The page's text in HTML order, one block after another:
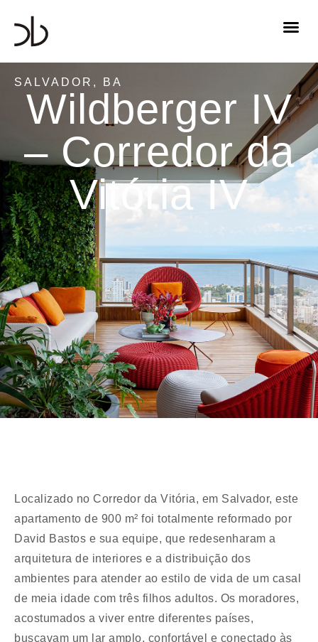
SALVADOR, BA
Wildberger IV
– Corredor da
Vitória IV
Localizado no Corredor da Vitória, em Salvador, este
apartamento de 900 m² foi totalmente reformado por
David Bastos e sua equipe, que redesenharam a
arquitetura de interiores e a distribuição dos
ambientes para atender ao estilo de vida de um casal
de meia idade com três filhos adultos. Os moradores,
acostumados a viver entre diferentes países,
buscavam um lar amplo, confortável e conectado às